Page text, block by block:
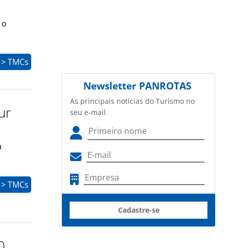
TMCs
TMCs
Newsletter PANROTAS
As principais notícias do Turismo no
seu e-mail
Cadastre-se